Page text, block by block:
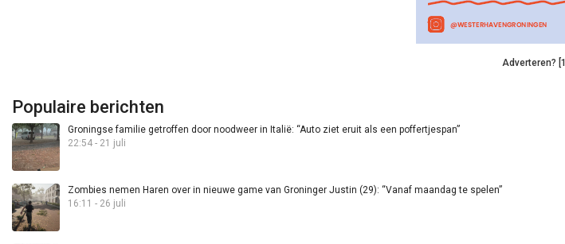
Adverteren? [1]
Populaire berichten
Groningse familie getroffen door noodweer in Italië: “Auto ziet eruit als een poffertjespan”
22:54 - 21 juli
Zombies nemen Haren over in nieuwe game van Groninger Justin (29): “Vanaf maandag te spelen”
16:11 - 26 juli